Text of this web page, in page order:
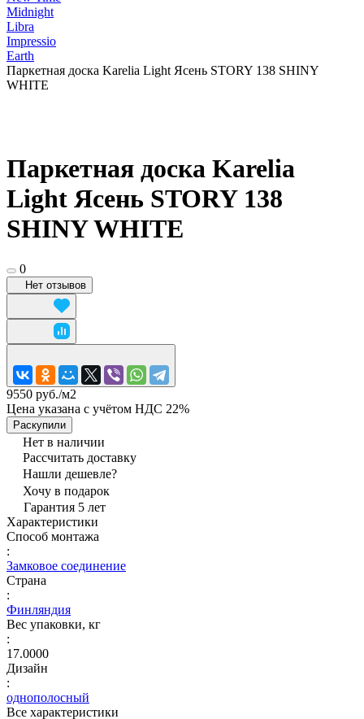
Midnight
Libra
Impressio
Earth
Паркетная доска Karelia Light Ясень STORY 138 SHINY
WHITE
Паркетная доска Karelia
Light Ясень STORY 138
SHINY WHITE
0
Нет отзывов
9550 руб./м2
Цена указана с учётом НДС 22%
Раскупили
Нет в наличии
Рассчитать доставку
Нашли дешевле?
Хочу в подарок
Гарантия 5 лет
Характеристики
Способ монтажа
:
Замковое соединение
Страна
:
Финляндия
Вес упаковки, кг
:
17.0000
Дизайн
:
однополосный
Все характеристики